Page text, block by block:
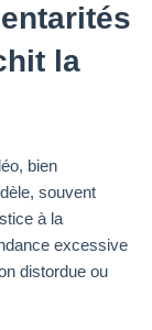
la
bien
souvent
à la
excessive
distordue ou